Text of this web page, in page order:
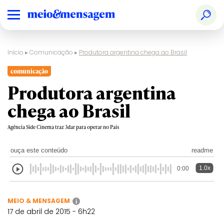
Início ▸Comunicação ▸ Produtora argentina chega ao Brasil
comunicação
Produtora argentina
chega ao Brasil
Agência Side Cinema traz 3dar para operar no País
ouça este conteúdo readme
0:00 1.0x
MEIO & MENSAGEM i
17 de abril de 2015 - 6h22